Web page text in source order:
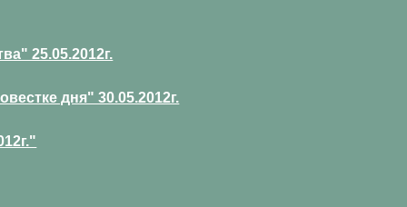
25.05.2012г.
дня" 30.05.2012г.